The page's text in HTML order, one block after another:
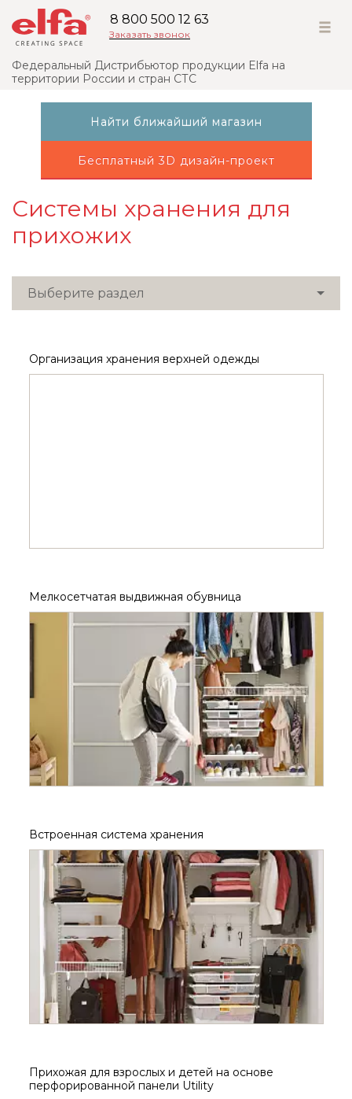
8 800 500 12 63
Заказать звонок
Федеральный Дистрибьютор продукции Elfa на
территории России и стран СТС
Найти ближайший магазин
Бесплатный 3D дизайн-проект
Системы хранения для
прихожих
Выберите раздел
Организация хранения верхней одежды
Мелкосетчатая выдвижная обувница
Встроенная система хранения
Прихожая для взрослых и детей на основе
перфорированной панели Utility